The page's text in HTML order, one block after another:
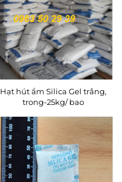
Hạt hút ẩm Silica Gel trắng,
trong-25kg/ bao